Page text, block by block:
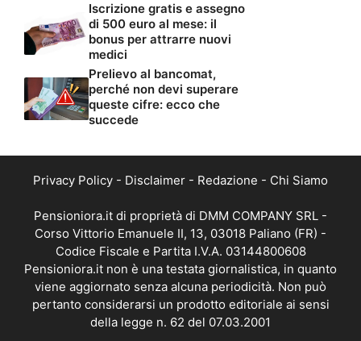
Iscrizione gratis e assegno
di 500 euro al mese: il
bonus per attrarre nuovi
medici
Prelievo al bancomat,
perché non devi superare
queste cifre: ecco che
succede
Privacy Policy - Disclaimer - Redazione - Chi Siamo
Pensioniora.it di proprietà di DMM COMPANY SRL -
Corso Vittorio Emanuele II, 13, 03018 Paliano (FR) -
Codice Fiscale e Partita I.V.A. 03144800608
Pensioniora.it non è una testata giornalistica, in quanto
viene aggiornato senza alcuna periodicità. Non può
pertanto considerarsi un prodotto editoriale ai sensi
della legge n. 62 del 07.03.2001